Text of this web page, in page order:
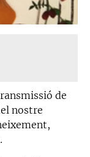
de
nostre